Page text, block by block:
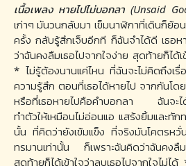
เนื้อเพลง หายไปไม่บอกลา (Unsaid
เก่าๆ มันวนกลับมา เข็มนาฬิกาที่เดินก็ย้อน
ครั้ง กลับรู้สึกเจ็บอีกที ก็ฉันจำได้ดี เธอห
ว่าฉันคงลืมเธอไปจากใจง่าย สุดท้ายก็ได้เ
* ไม่รู้ต้องนานแค่ไหน ที่ฉันจะไม่คิดถึงเรื่
ความรู้สึก ตอนที่เธอได้หายไป จากกันโด
หรือที่เธอหายไปคือคำบอกลา ฉันจะได้
ทำตัวให้เหมือนไม่อ่อนแอ แสร้งยิ้มและทัก
นั้น ที่คิดว่ายังเข้มแข็ง ที่จริงมันโคตรหวั่
ทรมานเท่านั้น ก็เพราะฉันคิดว่าฉันคงลื
สุดท้ายก็ได้เข้าใจว่าลบเธอไปจากใจไม่